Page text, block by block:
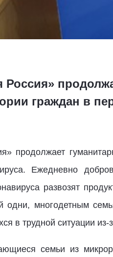
Россия»
граждан в
продолжает
Ежедневно
развозят
одни, многодетным
в трудной ситуации из-
семьи из